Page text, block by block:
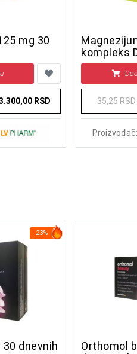
mg 30
RSD
kompleks
35,25 RSD
Proizvođač:
23%
dnevnih
Orthomol